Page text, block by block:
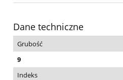
Dane techniczne
Grubość
9
Indeks